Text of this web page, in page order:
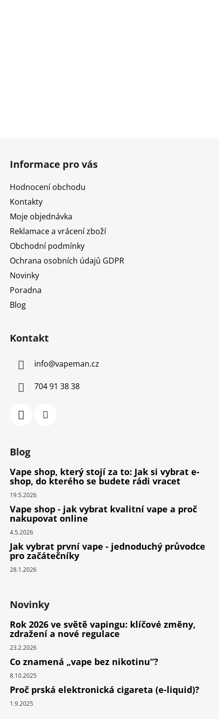
Informace pro vás
Hodnocení obchodu
Kontakty
Moje objednávka
Reklamace a vrácení zboží
Obchodní podmínky
Ochrana osobních údajů GDPR
Novinky
Poradna
Blog
Kontakt
info@vapeman.cz
704 91 38 38
Blog
Vape shop, který stojí za to: Jak si vybrat e-
shop, do kterého se budete rádi vracet
19.5.2026
Vape shop - jak vybrat kvalitní vape a proč
nakupovat online
4.5.2026
Jak vybrat první vape - jednoduchý průvodce
pro začátečníky
28.1.2026
Novinky
Rok 2026 ve světě vapingu: klíčové změny,
zdražení a nové regulace
23.2.2026
Co znamená „vape bez nikotinu“?
8.10.2025
Proč prská elektronická cigareta (e-liquid)?
1.9.2025